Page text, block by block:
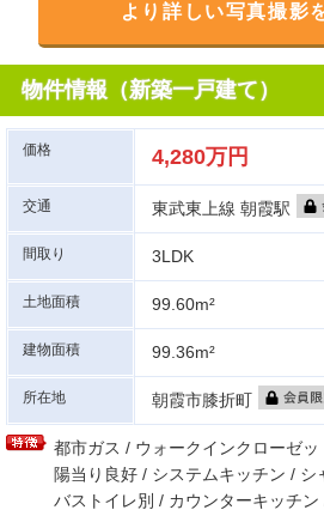
より詳しい写真撮影
物件情報（新築一戸建て）
価格 4,280万円
交通 東武東上線 朝霞駅
間取り 3LDK
土地面積 99.60m²
建物面積 99.36m²
所在地 朝霞市膝折町
都市ガス / ウォークインクローゼ
陽当り良好 / システムキッチン / シ
バストイレ別 / カウンターキッチ